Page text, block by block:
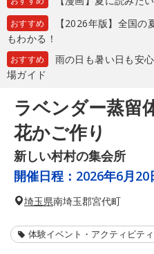
おすすめ
【2026年版】全国
もわかる！
おすすめ
雨の日も暑い日も安
場ガイド
ラベンダー蒸留
花かご作り
新しい村村の集会所
開催日程： 2026年6月20
埼玉県南埼玉郡宮代町
体験イベント・アクティビティ